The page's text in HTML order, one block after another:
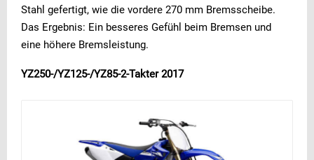
Stahl gefertigt, wie die vordere 270 mm Bremsscheibe.
Das Ergebnis: Ein besseres Gefühl beim Bremsen und
eine höhere Bremsleistung.
YZ250-/YZ125-/YZ85-2-Takter 2017